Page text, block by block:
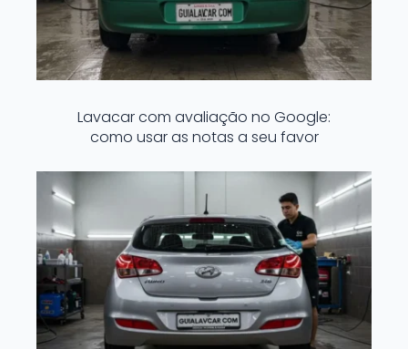
Lavacar com avaliação no Google:
como usar as notas a seu favor